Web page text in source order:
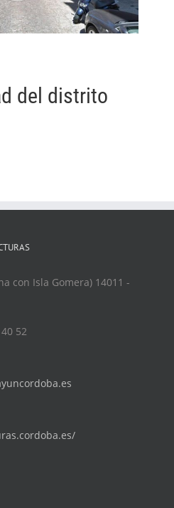
del distrito
con Isla Gomera) 14011 -
52